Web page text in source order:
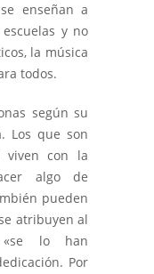
enseñan a
y no
la música
todos.
según su
Los que son
viven con la
algo de
pueden
atribuyen al
lo han
Por